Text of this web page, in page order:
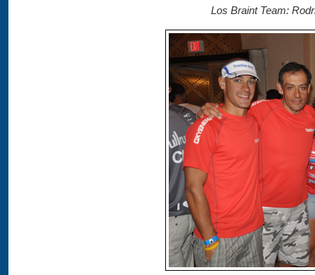
Los Braint Team: